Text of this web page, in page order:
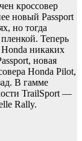
кроссовер
новый Passport
но тогда
Теперь
Honda никаких
новая
Honda Pilot,
В гамме
TrailSport —
Rally.